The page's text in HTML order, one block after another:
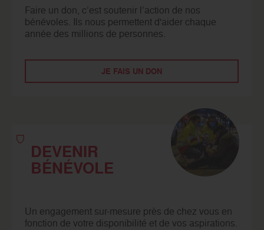
Faire un don, c’est soutenir l’action de nos
bénévoles. Ils nous permettent d'aider chaque
année des millions de personnes.
JE FAIS UN DON
DEVENIR
BÉNÉVOLE
Un engagement sur-mesure près de chez vous en
fonction de votre disponibilité et de vos aspirations.